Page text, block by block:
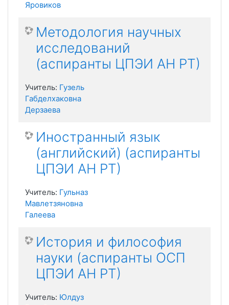
Яровиков
Методология научных
исследований
(аспиранты ЦПЭИ АН РТ)
Учитель: Гузель
Габделхаковна
Дерзаева
Иностранный язык
(английский) (аспиранты
ЦПЭИ АН РТ)
Учитель: Гульназ
Мавлетзяновна
Галеева
История и философия
науки (аспиранты ОСП
ЦПЭИ АН РТ)
Учитель: Юлдуз